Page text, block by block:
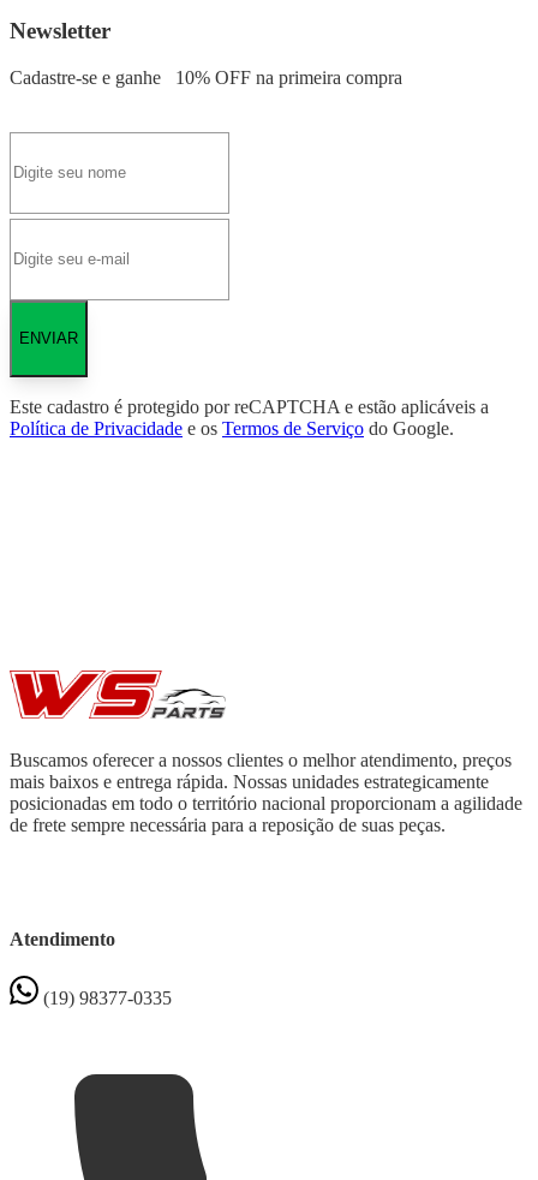
Newsletter
Cadastre-se e ganhe 10% OFF na primeira compra
ENVIAR
Este cadastro é protegido por reCAPTCHA e estão aplicáveis a
Política de Privacidade e os Termos de Serviço do Google.
Buscamos oferecer a nossos clientes o melhor atendimento, preços
mais baixos e entrega rápida. Nossas unidades estrategicamente
posicionadas em todo o território nacional proporcionam a agilidade
de frete sempre necessária para a reposição de suas peças.
Atendimento
(19) 98377-0335